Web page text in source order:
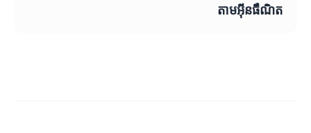
តាមអ៊ីនធឺណិត